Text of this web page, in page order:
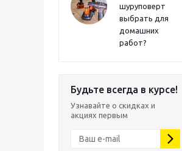
шуруповерт
выбрать для
домашних
работ?
Будьте всегда в курсе!
Узнавайте о скидках и
акциях первым